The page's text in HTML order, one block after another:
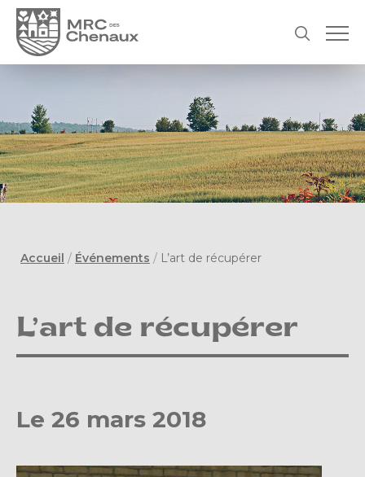
Accueil / Événements / L’art de récupérer
L’art de récupérer
Le 26 mars 2018